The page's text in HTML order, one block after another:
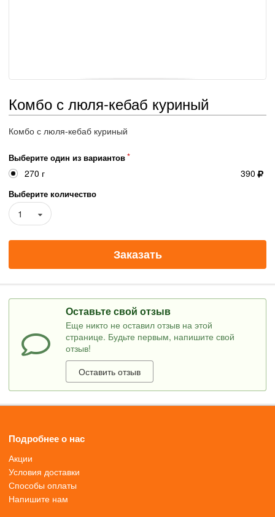
Комбо с люля-кебаб куриный
Комбо с люля-кебаб куриный
Выберите один из вариантов
270 г 390
Выберите количество
1
Заказать
Оставьте свой отзыв
Еще никто не оставил отзыв на этой
странице. Будьте первым, напишите свой
отзыв!
Оставить отзыв
Подробнее о нас
Акции
Условия доставки
Способы оплаты
Напишите нам